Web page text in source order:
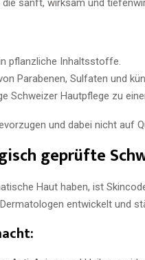
pflanzliche Inhaltsstoffe.
Parabenen, Sulfaten und
Schweizer Hautpflege zu
und dabei nicht auf
geprüfte
Haut haben, ist
entwickelt und